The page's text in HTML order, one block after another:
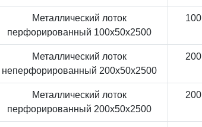
Металлический лоток
перфорированный 100x50x2500
100
Металлический лоток
неперфорированный 200x50x2500
200
Металлический лоток
перфорированный 200x50x2500
200